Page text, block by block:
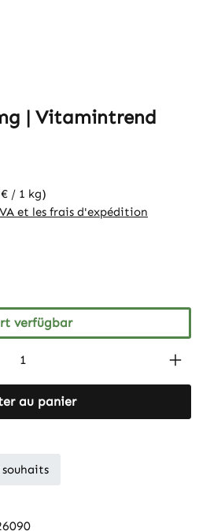
| Vitamintrend
/ 1 kg)
et les frais d'expédition
von 5 von 5 Sternen
verfügbar
den gewünschten
au panier